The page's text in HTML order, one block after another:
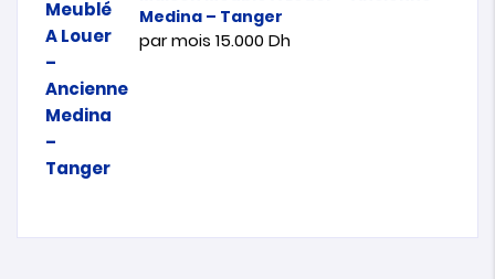
Medina – Tanger
par mois 15.000 Dh